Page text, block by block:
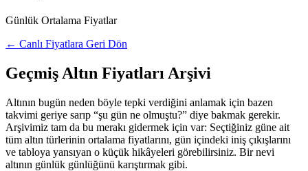
Günlük Ortalama Fiyatlar
← Canlı Fiyatlara Geri Dön
Geçmiş Altın Fiyatları Arşivi
Altının bugün neden böyle tepki verdiğini anlamak için bazen
takvimi geriye sarıp “şu gün ne olmuştu?” diye bakmak gerekir.
Arşivimiz tam da bu merakı gidermek için var: Seçtiğiniz güne ait
tüm altın türlerinin ortalama fiyatlarını, gün içindeki iniş çıkışlarını
ve tabloya yansıyan o küçük hikâyeleri görebilirsiniz. Bir nevi
altının günlük günlüğünü karıştırmak gibi.